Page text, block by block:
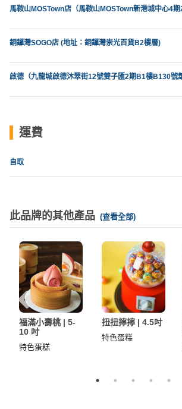
餐
廳
B
地
奇
玩
體
驗
手
作
工
作
坊
戶
外
馬鞍山MOSTown店（馬鞍山MOSTown新港城中心4期
銅鑼灣SOGO店 (地址：銅鑼灣崇光百貨B2樓層)
啟德（九龍城啟德沐翠街12號雙子匯2期B1樓B130號
運費
自取
此品牌的其他產品 (查看全部)
福滿小壽桃 | 5-
10 吋
特色蛋糕
扭扭擰擰 | 4.5吋
特色蛋糕